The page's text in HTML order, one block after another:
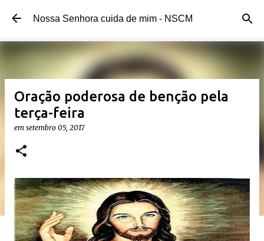
Pular para o conteúdo principal
Nossa Senhora cuida de mim - NSCM
Oração poderosa de benção pela
terça-feira
em setembro 05, 2017